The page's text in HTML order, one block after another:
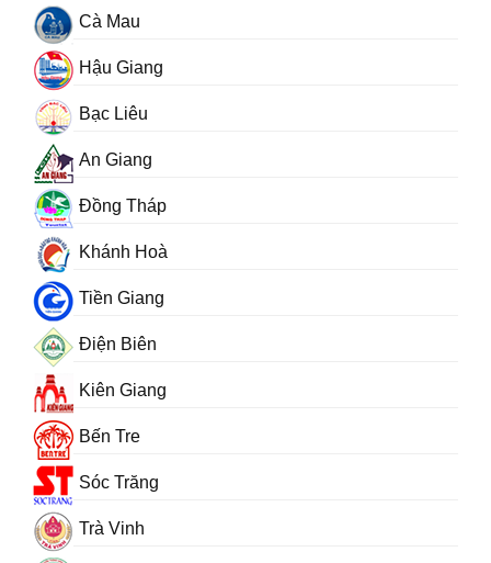
Cà Mau
Hậu Giang
Bạc Liêu
An Giang
Đồng Tháp
Khánh Hoà
Tiền Giang
Điện Biên
Kiên Giang
Bến Tre
Sóc Trăng
Trà Vinh